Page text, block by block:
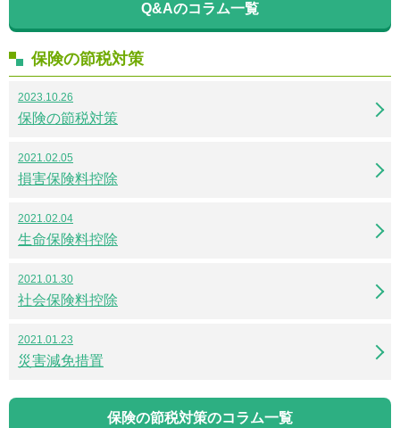
Q&Aのコラム一覧
保険の節税対策
2023.10.26
保険の節税対策
2021.02.05
損害保険料控除
2021.02.04
生命保険料控除
2021.01.30
社会保険料控除
2021.01.23
災害減免措置
保険の節税対策のコラム一覧